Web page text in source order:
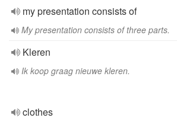
my presentation consists of
My presentation consists of three parts.
Kleren
Ik koop graag nieuwe kleren.
clothes